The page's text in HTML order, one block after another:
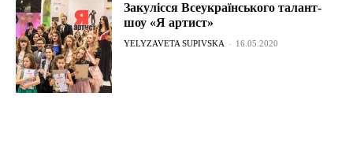
Закулісся Всеукраїнського талант-
шоу «Я артист»
YELYZAVETA SUPIVSKA - 16.05.2020